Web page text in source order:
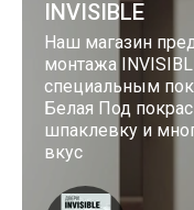
INVISIBLE
Наш магазин
монтажа
специальным
Белая Под
шпаклевку и
вкус